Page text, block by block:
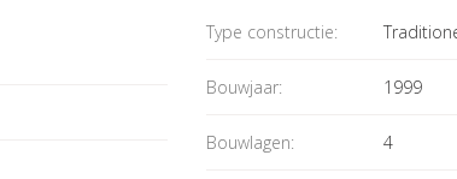
Type constructie:
Bouwjaar: 1999
Bouwlagen: 4